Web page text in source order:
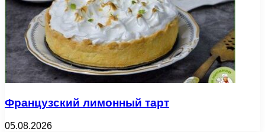
Французский лимонный тарт
05.08.2026